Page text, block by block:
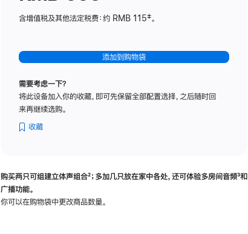
含增值税及其他法定税费：约 RMB 115‡。
添加到购物袋
需要考虑一下？
将此设备加入你的收藏，即可先保留全部配置选择，之后随时回
来再继续选购。
收藏
购买两只可组建立体声组合脚
²；多加几只放在家中各处，还可体验多‍房‍间音频脚
³和
广播功能。
你可以在购物袋中更改商品数量。